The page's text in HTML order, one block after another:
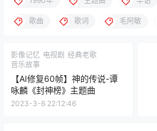
歌曲 歌词 毛阿敏
影像记忆 电视剧 经典老歌
音乐故事
【AI修复60帧】神的传说-谭
咏麟《封神榜》主题曲
2023-3-6 22:12:46